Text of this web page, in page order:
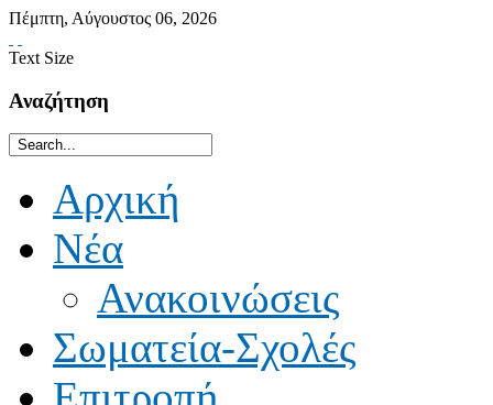
Πέμπτη, Αύγουστος 06, 2026
Text Size
Αναζήτηση
Αρχική
Νέα
Ανακοινώσεις
Σωματεία-Σχολές